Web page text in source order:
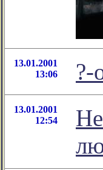
13.01.2001
13:06
?-
13.01.2001
12:54